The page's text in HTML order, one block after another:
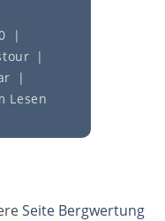
Lesen
Seite Bergwertung